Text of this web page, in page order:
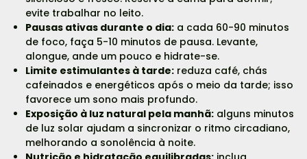
evite trabalhar no leito.
Pausas ativas durante o dia:a cada 60-90 minutos
de foco, faça 5-10 minutos de pausa. Levante,
alongue, ande um pouco e hidrate-se.
Limite estimulantes à tarde:reduza café, chás
cafeinados e energéticos após o meio da tarde; isso
favorece um sono mais profundo.
Exposição à luz natural pela manhã:alguns minutos
de luz solar ajudam a sincronizar o ritmo circadiano,
melhorando a sonolência à noite.